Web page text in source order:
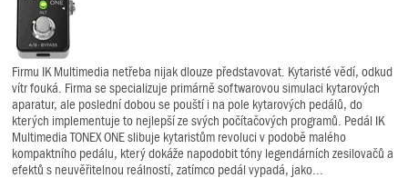
Firmu IK Multimedia netřeba nijak dlouze představovat. Kytaristé vědí, odkud
vítr fouká. Firma se specializuje primárně softwarovou simulaci kytarových
aparatur, ale poslední dobou se pouští i na pole kytarových pedálů, do
kterých implementuje to nejlepší ze svých počítačových programů. Pedál IK
Multimedia TONEX ONE slibuje kytaristům revoluci v podobě malého
kompaktního pedálu, který dokáže napodobit tóny legendárních zesilovačů a
efektů s neuvěřitelnou reálností, zatímco pedál vypadá, jako...